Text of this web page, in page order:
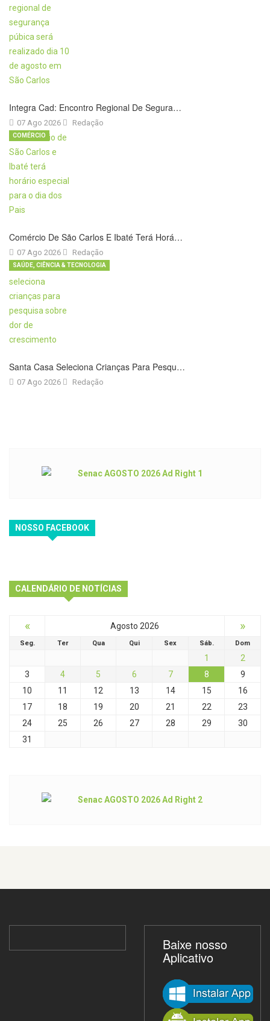
Integra Cad: Encontro Regional De Segura…
07 Ago 2026 Redação
Comércio De São Carlos E Ibaté Terá Horá…
07 Ago 2026
COMÉRCIO
Redação
Santa Casa Seleciona Crianças Para Pesqu…
07 Ago 2026
SAÚDE, CIÊNCIA & TECNOLOGIA
Redação
NOSSO FACEBOOK
CALENDÁRIO DE NOTÍCIAS
« Agosto 2026 »
Seg. Ter Qua Qui Sex Sáb. Dom
1
2
3
4 5 6 7 8
9
10
11 12 13 14 15
16
17
18 19 20 21 22
23
24
25 26 27 28 29
30
31
Baixe nosso
Aplicativo